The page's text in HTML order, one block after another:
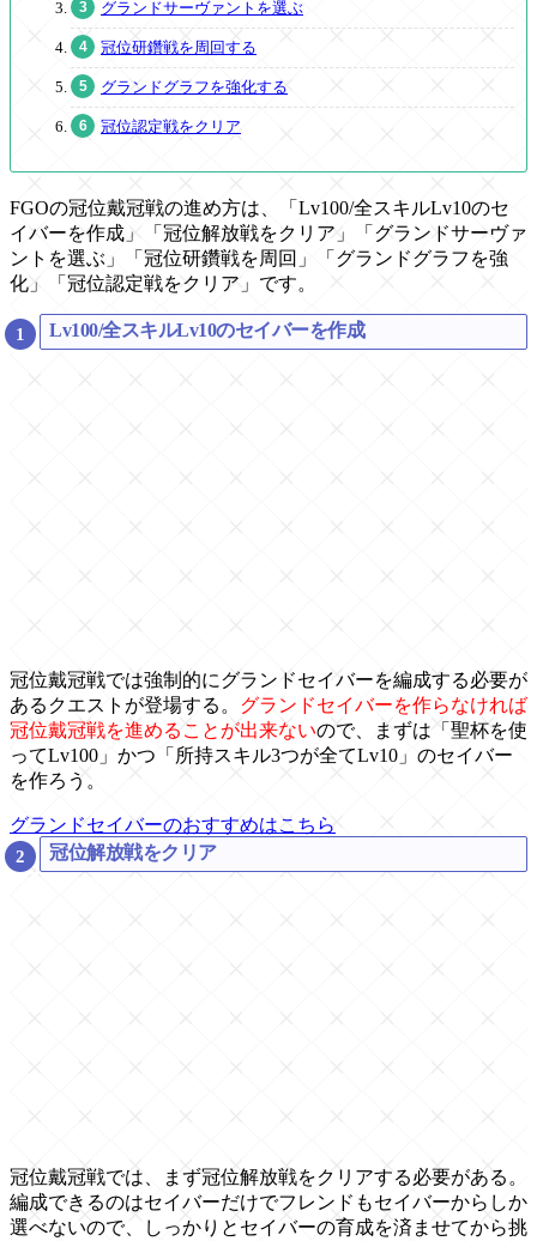
グランドサーヴァントを選ぶ
冠位研鑽戦を周回する
グランドグラフを強化する
冠位認定戦をクリア
FGOの冠位戴冠戦の進め方は、「Lv100/全スキルLv10のセ
イバーを作成」「冠位解放戦をクリア」「グランドサーヴァ
ントを選ぶ」「冠位研鑽戦を周回」「グランドグラフを強
化」「冠位認定戦をクリア」です。
Lv100/全スキルLv10のセイバーを作成
冠位戴冠戦では強制的にグランドセイバーを編成する必要が
あるクエストが登場する。 グランドセイバーを作らなければ
冠位戴冠戦を進めることが出来ないので、まずは「聖杯を使
ってLv100」かつ「所持スキル3つが全てLv10」のセイバー
を作ろう。
グランドセイバーのおすすめはこちら
冠位解放戦をクリア
冠位戴冠戦では、まず冠位解放戦をクリアする必要がある。
編成できるのはセイバーだけでフレンドもセイバーからしか
選べないので、しっかりとセイバーの育成を済ませてから挑